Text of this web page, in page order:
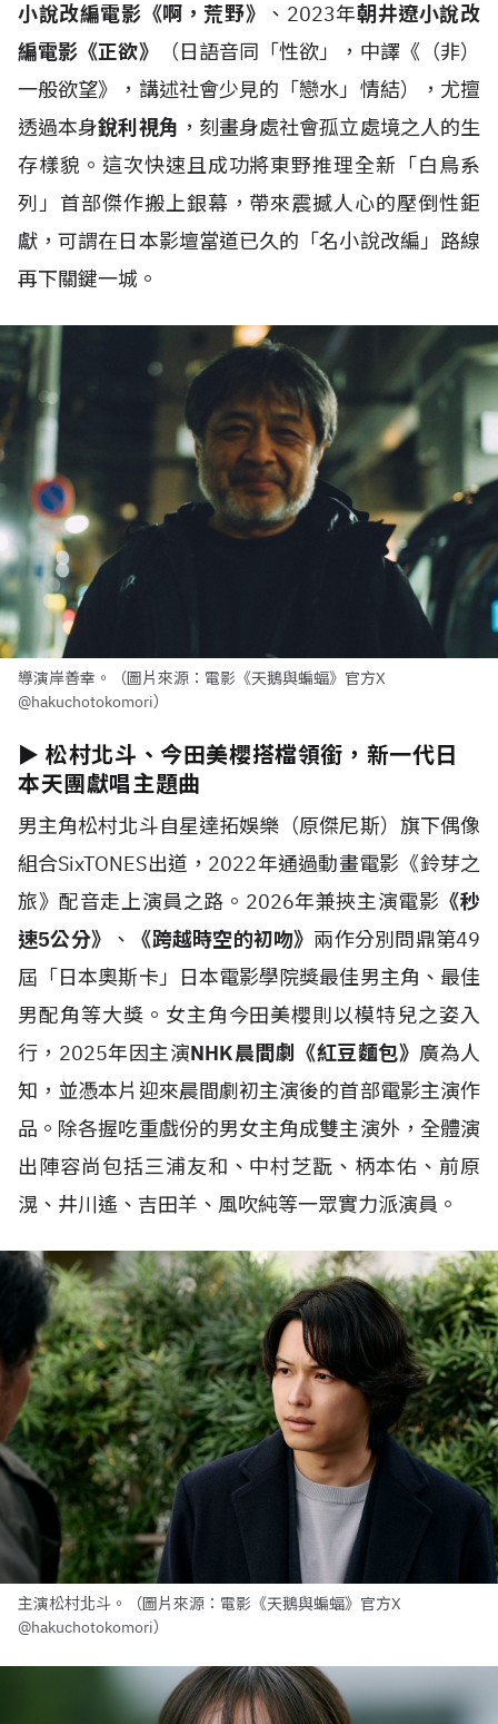
小說改編電影《啊，荒野》
、2023年朝井遼小說改
編電影《正欲》
（日語音同「性欲」，中譯《（非）
一般欲望》，講述社會少見的「戀水」情結），尤擅
透過本身銳利視角 ，刻畫身處社會孤立處境之人的生
存樣貌。這次快速且成功將東野推理全新「白鳥系
列」首部傑作搬上銀幕，帶來震撼人心的壓倒性鉅
獻，可謂在日本影壇當道已久的「名小說改編」路線
再下關鍵一城。
導演岸善幸。（圖片來源：電影《天鵝與蝙蝠》官方X
@hakuchotokomori）
► 松村北斗、今田美櫻搭檔領銜，新一代日
本天團獻唱主題曲
男主角松村北斗自星達拓娛樂（原傑尼斯）旗下偶像
組合SixTONES出道，2022年通過動畫電影《鈴芽之
旅》配音走上演員之路。2026年兼挾主演電影 《秒
速5公分》
、 《跨越時空的初吻》 兩作分別問鼎第49
屆「日本奧斯卡」日本電影學院獎最佳男主角、最佳
男配角等大獎。女主角今田美櫻則以模特兒之姿入
行，2025年因主演NHK晨間劇《紅豆麵包》 廣為人
知，並憑本片迎來晨間劇初主演後的首部電影主演作
品。除各握吃重戲份的男女主角成雙主演外，全體演
出陣容尚包括三浦友和、中村芝翫、柄本佑、前原
滉、井川遙、吉田羊、風吹純等一眾實力派演員。
主演松村北斗。（圖片來源：電影《天鵝與蝙蝠》官方X
@hakuchotokomori）